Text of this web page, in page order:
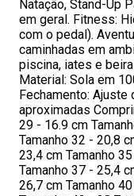
Natação, Stand-Up
em geral. Fitness:
com o pedal).
caminhadas em
piscina, iates e
Material: Sola em
Fechamento:
aproximadas
29 - 16.9 cm
Tamanho 32 - 20,8
23,4 cm Tamanho
Tamanho 37 - 25,4
26,7 cm Tamanho